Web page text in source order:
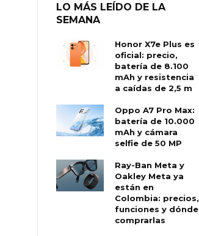
LO MÁS LEÍDO DE LA
SEMANA
Honor X7e Plus es
oficial: precio,
batería de 8.100
mAh y resistencia
a caídas de 2,5 m
Oppo A7 Pro Max:
batería de 10.000
mAh y cámara
selfie de 50 MP
Ray-Ban Meta y
Oakley Meta ya
están en
Colombia: precios,
funciones y dónde
comprarlas